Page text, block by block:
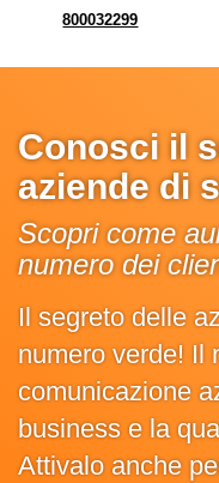
800032299
Conosci il
aziende di
Scopri come
numero dei
Il segreto delle
numero verde! Il
comunicazione
business e la
Attivalo anche